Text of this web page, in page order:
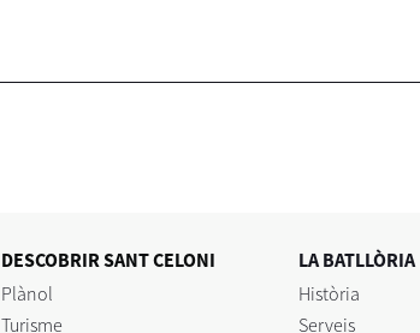
DESCOBRIR SANT CELONI
Plànol
Turisme
LA BATLLÒRIA
Història
Serveis